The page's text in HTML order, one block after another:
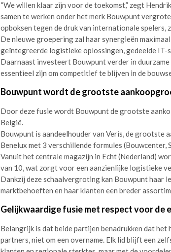
“We willen klaar zijn voor de toekomst,” zegt
samen te werken onder het merk Bouwpunt
opboksen tegen de druk van internationale spelers,
De nieuwe groepering zal haar synergieën
geïntegreerde logistieke oplossingen, gedeelde IT-
Daarnaast investeert Bouwpunt verder in
essentieel zijn om competitief te blijven in de
Bouwpunt wordt de grootste
Door deze fusie wordt Bouwpunt de grootste
België.
Bouwpunt is aandeelhouder van Veris, de grootste
Benelux met 3 verschillende formules (Bouwcenter,
Vanuit het centrale magazijn in Echt (Nederland)
van 10, wat zorgt voor een aanzienlijke logistieke
Dankzij deze schaalvergroting kan Bouwpunt haar
marktbehoeften en haar klanten een breder
Gelijkwaardige fusie met respect voor de
Belangrijk is dat beide partijen benadrukken dat
partners, niet om een overname. Elk lid blijft een